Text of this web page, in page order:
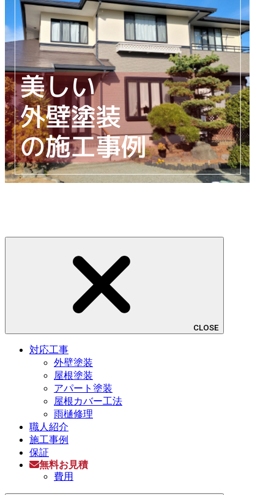
CLOSE
対応工事
外壁塗装
屋根塗装
アパート塗装
屋根カバー工法
雨樋修理
職人紹介
施工事例
保証
無料お見積
費用